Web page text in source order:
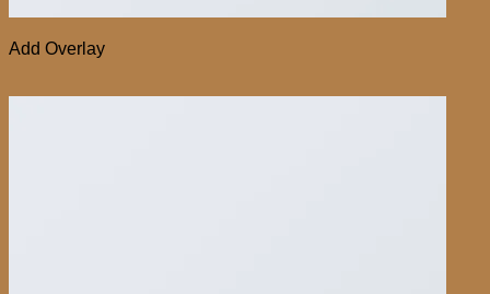
Add Overlay